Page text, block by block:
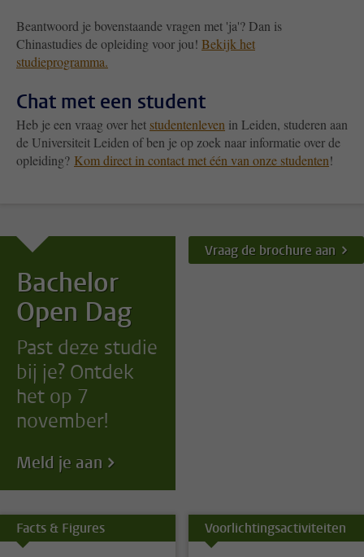
Beantwoord je bovenstaande vragen met 'ja'? Dan is
Chinastudies de opleiding voor jou! Bekijk het
studieprogramma.
Chat met een student
Heb je een vraag over het studentenleven in Leiden, studeren aan
de Universiteit Leiden of ben je op zoek naar informatie over de
opleiding? Kom direct in contact met één van onze studenten!
Bachelor
Open Dag
Past deze studie
bij je? Ontdek
het op 7
november!
Meld je aan
Vraag de brochure aan
Facts & Figures Voorlichtingsactiviteiten